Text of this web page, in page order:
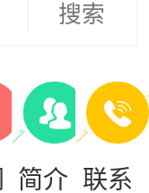
搜索
简介 联系